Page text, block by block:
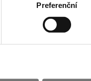
Preferenční